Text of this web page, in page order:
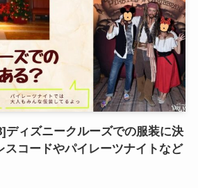
ディズニークルーズでの服装に決
スコードやパイレーツナイトなど